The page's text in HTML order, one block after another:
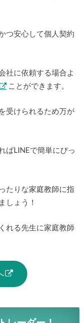
つ安心して個人契約
社に依頼する場合よ
ことができます。
受けられるため万が
ばLINEで簡単にぴっ
たりな家庭教師に指
しょう！
れる先生に家庭教師